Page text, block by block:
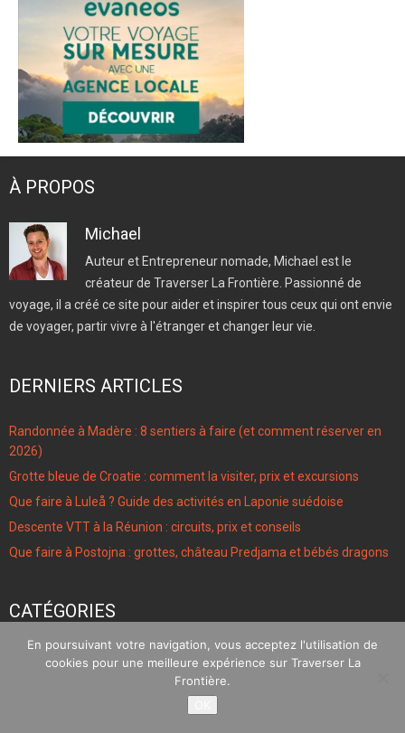
À PROPOS
Michael
Auteur et Entrepreneur nomade, Michael est le
créateur de Traverser La Frontière. Passionné de
voyage, il a créé ce site pour aider et inspirer tous ceux qui ont envie
de voyager, partir vivre à l'étranger et changer leur vie.
DERNIERS ARTICLES
Randonnée à Madère : 8 sentiers à faire (et comment réserver en
2026)
Grotte bleue de Croatie : comment la visiter, prix et excursions
Que faire à Luleå ? Guide des activités en Laponie suédoise
Descente VTT à la Réunion : circuits, prix et conseils
Que faire à Postojna : grottes, château Predjama et bébés dragons
CATÉGORIES
En poursuivant votre navigation, vous acceptez l'utilisation de
cookies pour une meilleure expérience sur Traverser La
Frontière.